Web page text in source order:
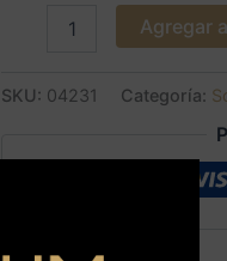
Agregar
SKU: 04231 Categoría: